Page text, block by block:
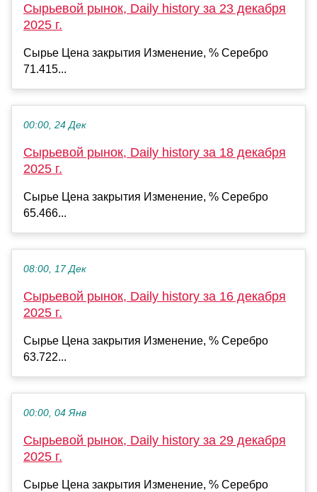
Сырьевой рынок, Daily history за 23 декабря
2025 г.
Сырье Цена закрытия Изменение, % Серебро
71.415...
00:00, 24 Дек
Сырьевой рынок, Daily history за 18 декабря
2025 г.
Сырье Цена закрытия Изменение, % Серебро
65.466...
08:00, 17 Дек
Сырьевой рынок, Daily history за 16 декабря
2025 г.
Сырье Цена закрытия Изменение, % Серебро
63.722...
00:00, 04 Янв
Сырьевой рынок, Daily history за 29 декабря
2025 г.
Сырье Цена закрытия Изменение, % Серебро